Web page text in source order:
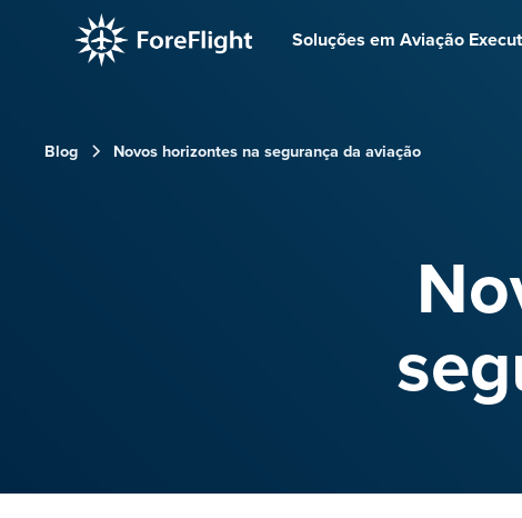
Soluções em Aviação
Blog Novos horizontes na segurança da aviação